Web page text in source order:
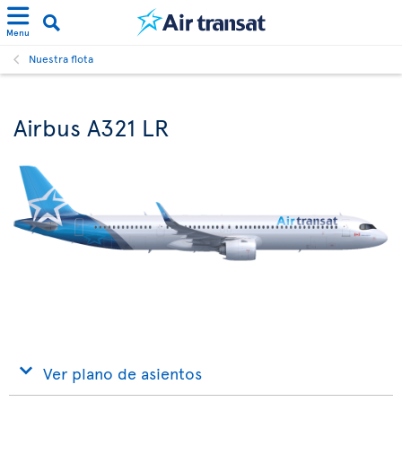
Menu
Nuestra flota
Airbus A321 LR
Ver plano de asientos